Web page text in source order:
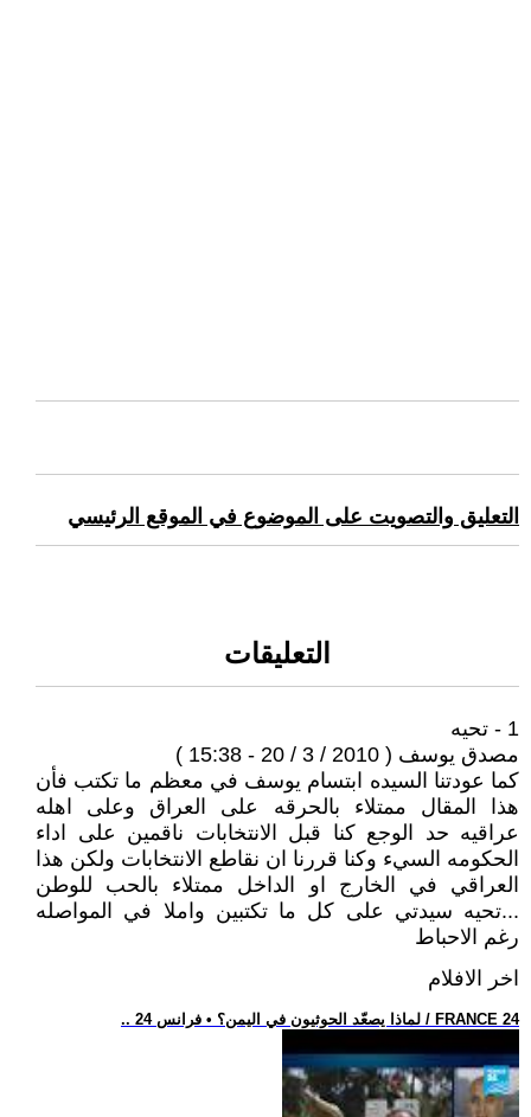
التعليق والتصويت على الموضوع في الموقع الرئيسي
التعليقات
1 - تحيه
مصدق يوسف ( 2010 / 3 / 20 - 15:38 )
كما عودتنا السيده ابتسام يوسف في معظم ما تكتب فأن
هذا المقال ممتلاء بالحرقه على العراق وعلى اهله
عراقيه حد الوجع كنا قبل الانتخابات ناقمين على اداء
الحكومه السيء وكنا قررنا ان نقاطع الانتخابات ولكن هذا
العراقي في الخارج او الداخل ممتلاء بالحب للوطن
...تحيه سيدتي على كل ما تكتبين واملا في المواصله
رغم الاحباط
اخر الافلام
.. لماذا يصعّد الحوثيون في اليمن؟ • فرانس 24 / FRANCE 24